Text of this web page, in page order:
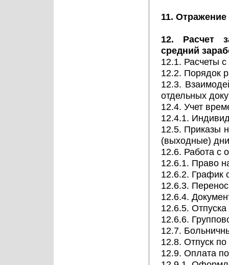
11.
12. Расчет
средний
12.1. Расчеты
12.2. Порядок
12.3.
отдельных
12.4. Учет
12.4.1.
12.5. Приказы
(выходные)
12.6. Работа с
12.6.1. Право
12.6.2. График
12.6.3.
12.6.4.
12.6.5.
12.6.6.
12.7.
12.8. Отпуск
12.9. Оплата